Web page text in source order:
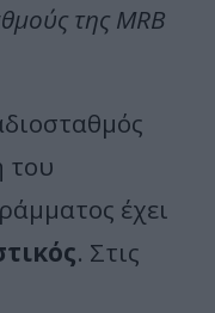
της MRB
του
έχει
. Στις